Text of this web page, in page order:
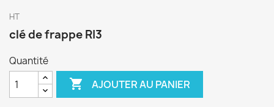
HT
clé de frappe RI3
Quantité
 AJOUTER AU PANIER